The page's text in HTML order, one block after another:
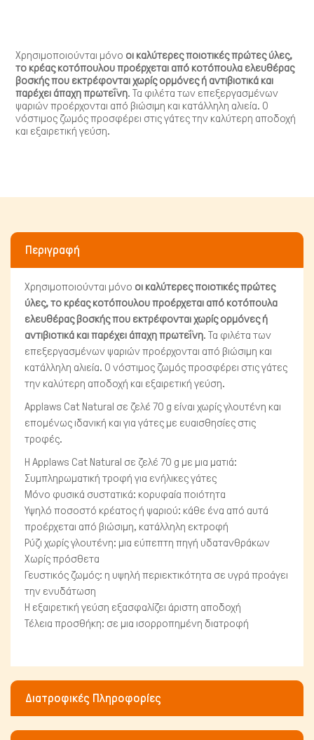
Μικρά ζώα
Χρησιμοποιούνται μόνο οι καλύτερες ποιοτικές πρώτες ύλες,
το κρέας κοτόπουλου προέρχεται από κοτόπουλα ελευθέρας
βοσκής που εκτρέφονται χωρίς ορμόνες ή αντιβιοτικά και
παρέχει άπαχη πρωτεΐνη. Τα φιλέτα των επεξεργασμένων
ψαριών προέρχονται από βιώσιμη και κατάλληλη αλιεία. Ο
νόστιμος ζωμός προσφέρει στις γάτες την καλύτερη αποδοχή
και εξαιρετική γεύση.
Περιγραφή
Χρησιμοποιούνται μόνο οι καλύτερες ποιοτικές πρώτες
ύλες, το κρέας κοτόπουλου προέρχεται από κοτόπουλα
ελευθέρας βοσκής που εκτρέφονται χωρίς ορμόνες ή
αντιβιοτικά και παρέχει άπαχη πρωτεΐνη. Τα φιλέτα των
επεξεργασμένων ψαριών προέρχονται από βιώσιμη και
κατάλληλη αλιεία. Ο νόστιμος ζωμός προσφέρει στις γάτες
την καλύτερη αποδοχή και εξαιρετική γεύση.
Applaws Cat Natural σε ζελέ 70 g είναι χωρίς γλουτένη και
επομένως ιδανική και για γάτες με ευαισθησίες στις
τροφές.
Η Applaws Cat Natural σε ζελέ 70 g με μια ματιά:
Συμπληρωματική τροφή για ενήλικες γάτες
Μόνο φυσικά συστατικά: κορυφαία ποιότητα
Υψηλό ποσοστό κρέατος ή ψαριού: κάθε ένα από αυτά
προέρχεται από βιώσιμη, κατάλληλη εκτροφή
Ρύζι χωρίς γλουτένη: μια εύπεπτη πηγή υδατανθράκων
Χωρίς πρόσθετα
Γευστικός ζωμός: η υψηλή περιεκτικότητα σε υγρά προάγει
την ενυδάτωση
Η εξαιρετική γεύση εξασφαλίζει άριστη αποδοχή
Τέλεια προσθήκη: σε μια ισορροπημένη διατροφή
Διατροφικές Πληροφορίες